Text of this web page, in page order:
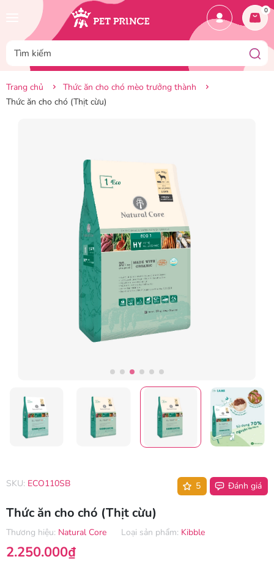
0
Trang chủ
Thức ăn cho chó mèo trưởng thành
Thức ăn cho chó (Thịt cừu)
SKU: ECO110SB 5 Đánh giá
Thức ăn cho chó (Thịt cừu)
Thương hiệu: Natural Core Loại sản phẩm: Kibble
2.250.000₫